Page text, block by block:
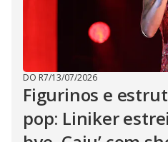
DO R7/13/07/2026
Figurinos e
pop: Liniker